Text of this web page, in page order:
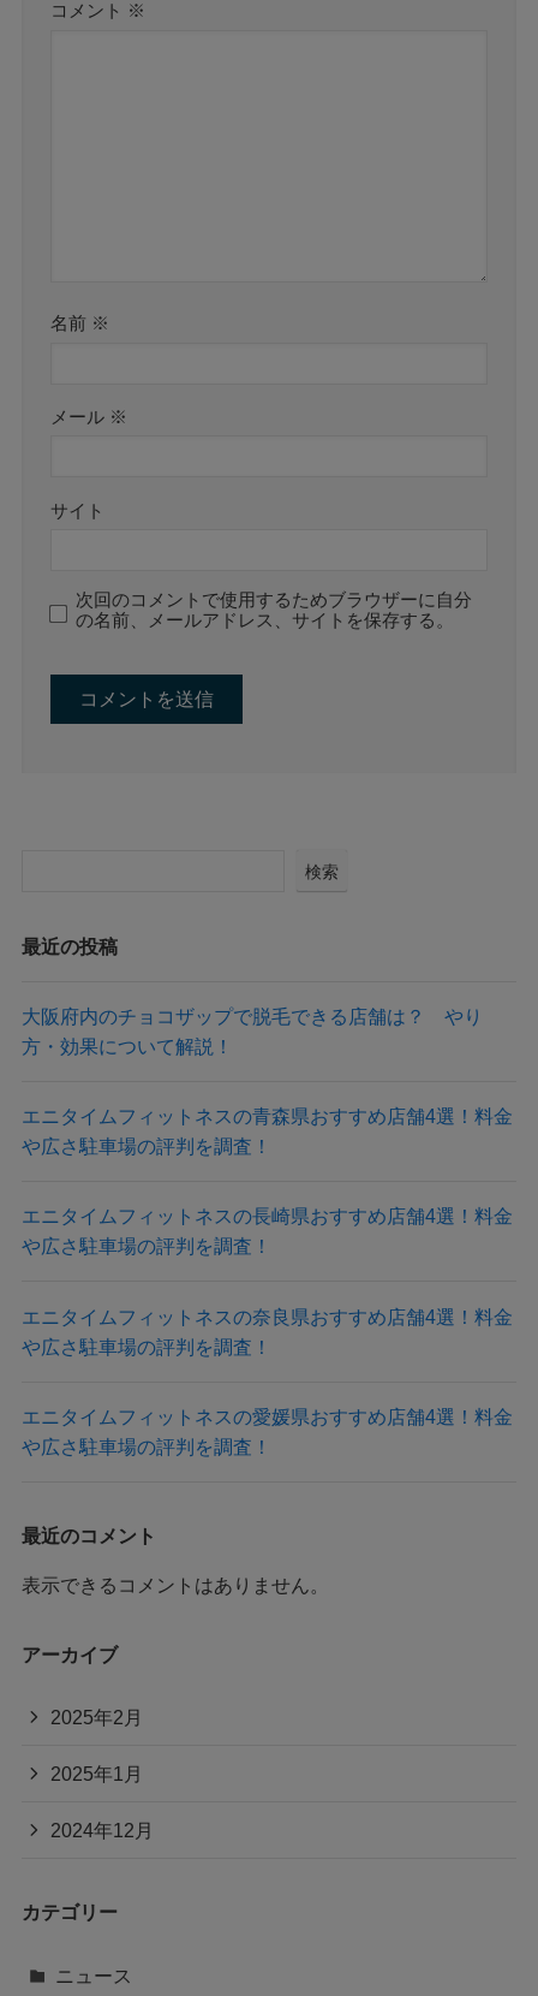
コメント ※
名前 ※
メール ※
サイト
次回のコメントで使用するためブラウザーに自分
の名前、メールアドレス、サイトを保存する。
検索
最近の投稿
大阪府内のチョコザップで脱毛できる店舗は？ やり
方・効果について解説！
エニタイムフィットネスの青森県おすすめ店舗4選！料金
や広さ駐車場の評判を調査！
エニタイムフィットネスの長崎県おすすめ店舗4選！料金
や広さ駐車場の評判を調査！
エニタイムフィットネスの奈良県おすすめ店舗4選！料金
や広さ駐車場の評判を調査！
エニタイムフィットネスの愛媛県おすすめ店舗4選！料金
や広さ駐車場の評判を調査！
最近のコメント
表示できるコメントはありません。
アーカイブ
2025年2月
2025年1月
2024年12月
カテゴリー
ニュース